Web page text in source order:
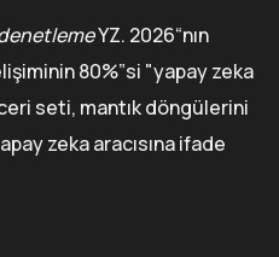
YZ. 2026“nın
80%”si "yapay zeka
seti, mantık döngülerini
zeka aracısına ifade